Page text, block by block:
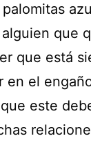
palomitas
que
que está
en el
este